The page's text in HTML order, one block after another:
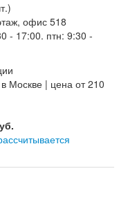
офис 518
- 17:00. птн: 9:30 -